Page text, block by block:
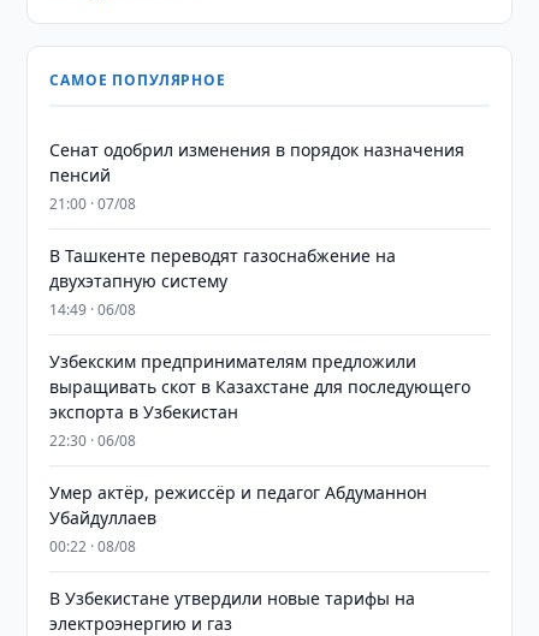
САМОЕ ПОПУЛЯРНОЕ
Сенат одобрил изменения в порядок назначения
пенсий
21:00 · 07/08
В Ташкенте переводят газоснабжение на
двухэтапную систему
14:49 · 06/08
Узбекским предпринимателям предложили
выращивать скот в Казахстане для последующего
экспорта в Узбекистан
22:30 · 06/08
Умер актёр, режиссёр и педагог Абдуманнон
Убайдуллаев
00:22 · 08/08
В Узбекистане утвердили новые тарифы на
электроэнергию и газ